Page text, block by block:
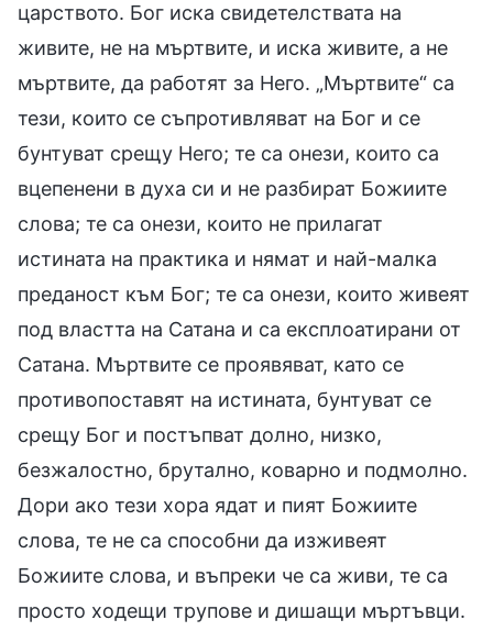
царството. Бог иска свидетелствата на
живите, не на мъртвите, и иска живите, а не
мъртвите, да работят за Него. „Мъртвите“ са
тези, които се съпротивляват на Бог и се
бунтуват срещу Него; те са онези, които са
вцепенени в духа си и не разбират Божиите
слова; те са онези, които не прилагат
истината на практика и нямат и най-малка
преданост към Бог; те са онези, които живеят
под властта на Сатана и са експлоатирани от
Сатана. Мъртвите се проявяват, като се
противопоставят на истината, бунтуват се
срещу Бог и постъпват долно, низко,
безжалостно, брутално, коварно и подмолно.
Дори ако тези хора ядат и пият Божиите
слова, те не са способни да изживеят
Божиите слова, и въпреки че са живи, те са
просто ходещи трупове и дишащи мъртъвци.